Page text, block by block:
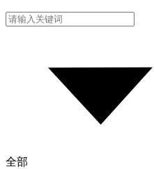
全部